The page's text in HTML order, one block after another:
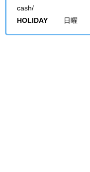
cash/
HOLIDAY 日曜